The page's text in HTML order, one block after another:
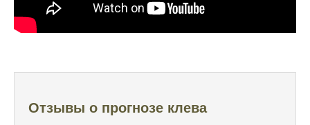
Отзывы о прогнозе клева
иногда нет, это всегда лотерея